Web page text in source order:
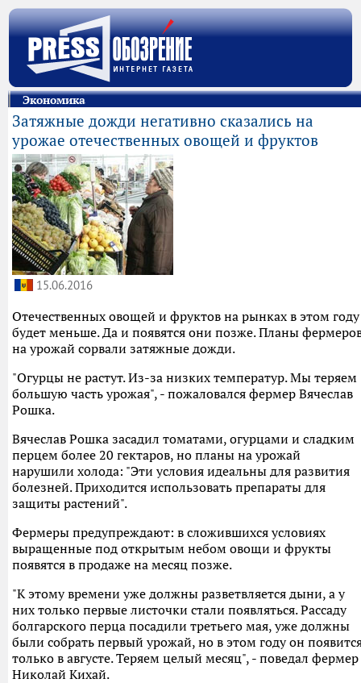
Экономика
Затяжные дожди негативно сказались на
урожае отечественных овощей и фруктов
15.06.2016
Отечественных овощей и фруктов на рынках в этом году
будет меньше. Да и появятся они позже. Планы
на урожай сорвали затяжные дожди.
"Огурцы не растут. Из-за низких температур. Мы теряем
большую часть урожая", - пожаловался фермер Вячеслав
Рошка.
Вячеслав Рошка засадил томатами, огурцами и сладким
перцем более 20 гектаров, но планы на урожай
нарушили холода: "Эти условия идеальны для развития
болезней. Приходится использовать препараты для
защиты растений".
Фермеры предупреждают: в сложившихся условиях
выращенные под открытым небом овощи и фрукты
появятся в продаже на месяц позже.
"К этому времени уже должны разветвляется дыни, а у
них только первые листочки стали появляться. Рассаду
болгарского перца посадили третьего мая, уже должны
были собрать первый урожай, но в этом году он
только в августе. Теряем целый месяц", - поведал фермер
Николай Кихай.